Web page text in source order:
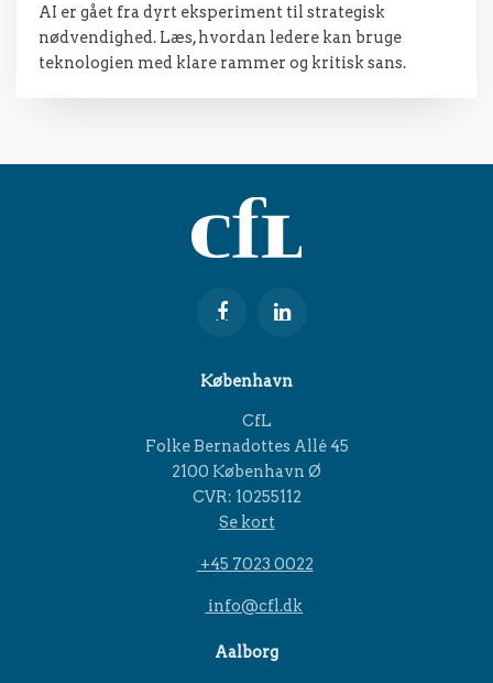
AI er gået fra dyrt eksperiment til strategisk
nødvendighed. Læs, hvordan ledere kan bruge
teknologien med klare rammer og kritisk sans.
København
CfL
Folke Bernadottes Allé 45
2100 København Ø
CVR: 10255112
Se kort
+45 7023 0022
info@cfl.dk
Aalborg